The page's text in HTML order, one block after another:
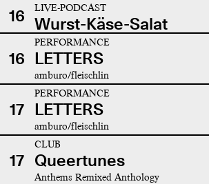
16 LIVE-PODCAST
Wurst-Käse-Salat
16
PERFORMANCE
LETTERS
amburo/fleischlin
17
PERFORMANCE
LETTERS
amburo/fleischlin
17
CLUB
Queertunes
Anthems Remixed Anthology